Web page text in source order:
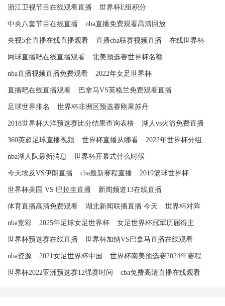
浙江卫视节目在线观看直播 世界杯E组积分
中央八套节目在线直播 nba直播免费观看高清回放
央视5套直播在线直播观看 直播cba联赛视频直播 在线世界杯
网球直播吧在线直播观看 北美预选赛世界杯名额
nba直播视频直播免费观看 2022年女足世界杯
直播吧在线直播观看 巴拿马VS英格兰免费观看直播
足球世界排名 世界杯非洲区预选赛刚果苏丹
2018世界杯大洋预选赛比分结果查询表格 湖人vs火箭免费直播
360英超足球直播视频 世界杯直播从哪看 2022年世界杯分组
nba湖人队最新消息 世界杯开幕式什么时候
今天埃及VS伊朗直播 cba最新赛程直播 2019篮球世界杯
世界杯美国 VS 巴拉圭直播 新闻频道13在线直播
体育直播高清免费观看 湖北新闻联播直播 今天 世界杯对阵
nba竞彩 2025年足球女足世界杯 女足世界杯冠军历届得主
世界杯预选赛在线直播 世界杯加纳VS巴拿马直播在线观看
nba资源 2021女足世界杯中国 世界杯南美预选赛2024年赛程
世界杯2022亚洲预选赛12强赛时间 cba免费高清直播在线观看